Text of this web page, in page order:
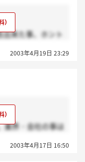
来た事、ホント
2003年4月19日 23:29
業界・会社の事は
ましたよ。私とし
2003年4月17日 16:50